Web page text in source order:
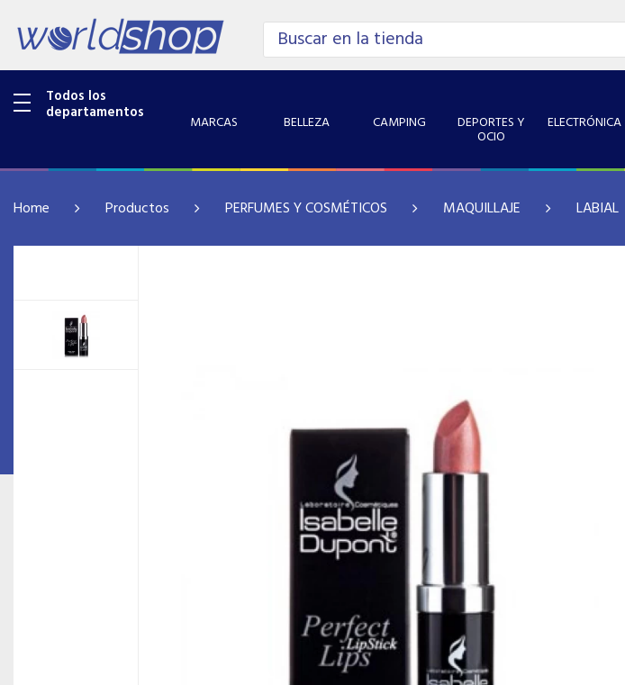
Todos los
departamentos MARCAS BELLEZA CAMPING DEPORTES Y
OCIO
ELECTRÓNICA
Home Productos PERFUMES Y COSMÉTICOS MAQUILLAJE LABIAL